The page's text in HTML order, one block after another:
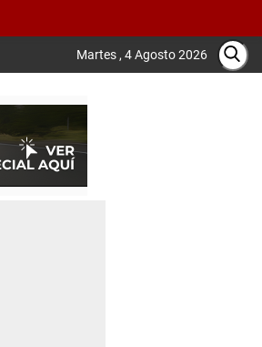
Martes , 4 Agosto 2026